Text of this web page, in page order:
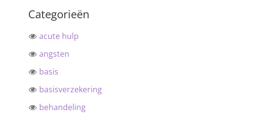
Categorieën
acute hulp
angsten
basis
basisverzekering
behandeling